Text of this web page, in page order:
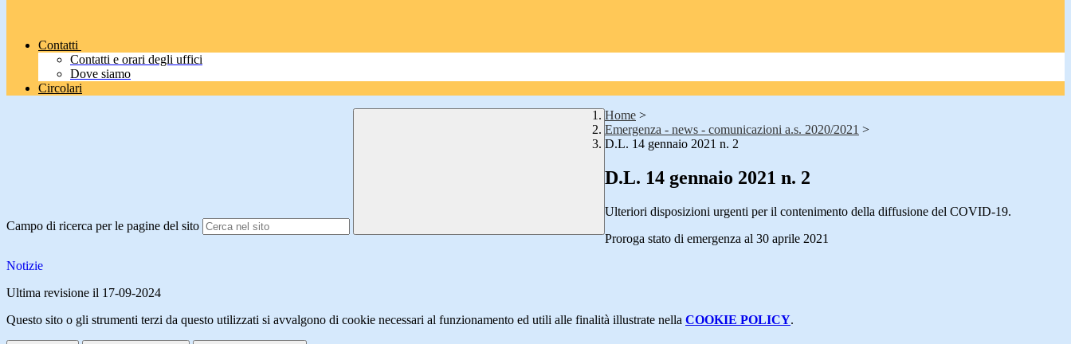
Contatti
Contatti e orari degli uffici
Dove siamo
Circolari
Campo di ricerca per le pagine del sito
Home >
Emergenza - news - comunicazioni a.s. 2020/2021 >
D.L. 14 gennaio 2021 n. 2
D.L. 14 gennaio 2021 n. 2
Ulteriori disposizioni urgenti per il contenimento della diffusione del COVID-19.
Proroga stato di emergenza al 30 aprile 2021
Notizie
Ultima revisione il 17-09-2024
Questo sito o gli strumenti terzi da questo utilizzati si avvalgono di cookie necessari al funzionamento ed utili alle finalità illustrate nella COOKIE POLICY.